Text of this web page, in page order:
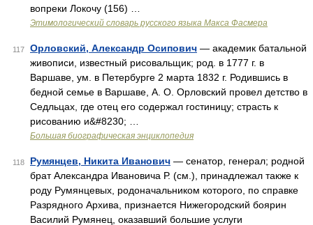
вопреки Локочу (156) …
Этимологический словарь русского языка Макса Фасмера
117 Орловский, Александр Осипович — академик батальной
живописи, известный рисовальщик; род. в 1777 г. в
Варшаве, ум. в Петербурге 2 марта 1832 г. Родившись в
бедной семье в Варшаве, А. О. Орловский провел детство в
Седльцах, где отец его содержал гостиницу; страсть к
рисованию и&#8230; …
Большая биографическая энциклопедия
118 Румянцев, Никита Иванович — сенатор, генерал; родной
брат Александра Ивановича Р. (см.), принадлежал также к
роду Румянцевых, родоначальником которого, по справке
Разрядного Архива, признается Нижегородский боярин
Василий Румянец, оказавший большие услуги